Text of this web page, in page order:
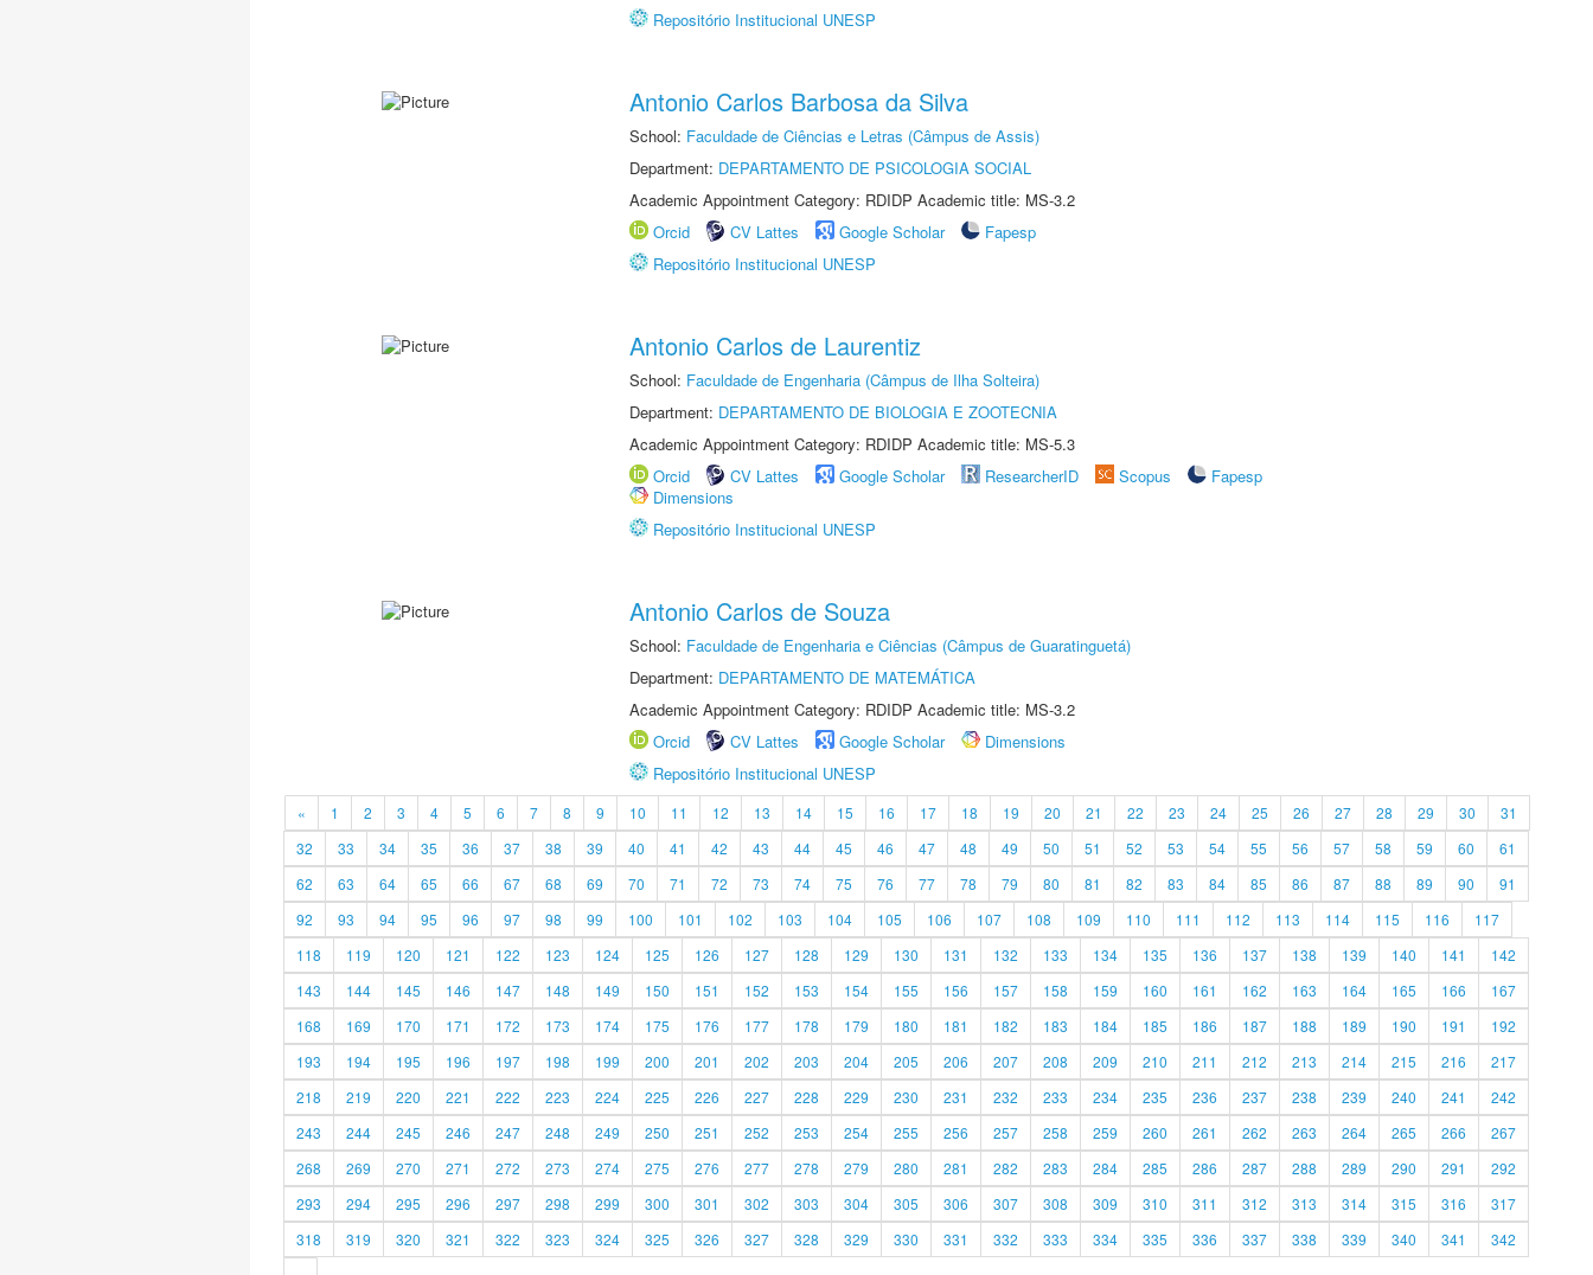
Repositório Institucional UNESP
Antonio Carlos Barbosa da Silva
School: Faculdade de Ciências e Letras (Câmpus de Assis)
Department: DEPARTAMENTO DE PSICOLOGIA SOCIAL
Academic Appointment Category: RDIDP Academic title: MS-3.2
Orcid
CV Lattes Google Scholar
Fapesp
Repositório Institucional UNESP
Antonio Carlos de Laurentiz
School: Faculdade de Engenharia (Câmpus de Ilha Solteira)
Department: DEPARTAMENTO DE BIOLOGIA E ZOOTECNIA
Academic Appointment Category: RDIDP Academic title: MS-5.3
Orcid
CV Lattes Google Scholar ResearcherID Scopus
Fapesp
Dimensions
Repositório Institucional UNESP
Antonio Carlos de Souza
School: Faculdade de Engenharia e Ciências (Câmpus de Guaratinguetá)
Department: DEPARTAMENTO DE MATEMÁTICA
Academic Appointment Category: RDIDP Academic title: MS-3.2
Orcid
CV Lattes Google Scholar
Dimensions
Repositório Institucional UNESP
« 1 2 3 4 5 6 7 8 9 10 11 12 13 14 15 16 17 18 19 20 21 22 23 24 25 26 27 28 29 30
31
32
33 34 35 36 37 38 39 40 41 42 43 44 45 46 47 48 49 50 51 52 53 54 55 56 57 58 59 60
61
62
63 64 65 66 67 68 69 70 71 72 73 74 75 76 77 78 79 80 81 82 83 84 85 86 87 88 89 90
91
92
93 94 95 96 97 98 99 100 101 102 103 104 105 106 107 108 109 110 111 112 113 114 115 116
117
118
119 120 121 122 123 124 125 126 127 128 129 130 131 132 133 134 135 136 137 138 139 140 141
142
143
144 145 146 147 148 149 150 151 152 153 154 155 156 157 158 159 160 161 162 163 164 165 166
167
168
169 170 171 172 173 174 175 176 177 178 179 180 181 182 183 184 185 186 187 188 189 190 191
192
193
194 195 196 197 198 199 200 201 202 203 204 205 206 207 208 209 210 211 212 213 214 215 216
217
218
219 220 221 222 223 224 225 226 227 228 229 230 231 232 233 234 235 236 237 238 239 240 241
242
243
244 245 246 247 248 249 250 251 252 253 254 255 256 257 258 259 260 261 262 263 264 265 266
267
268
269 270 271 272 273 274 275 276 277 278 279 280 281 282 283 284 285 286 287 288 289 290 291
292
293
294 295 296 297 298 299 300 301 302 303 304 305 306 307 308 309 310 311 312 313 314 315 316
317
318
319 320 321 322 323 324 325 326 327 328 329 330 331 332 333 334 335 336 337 338 339 340 341
342